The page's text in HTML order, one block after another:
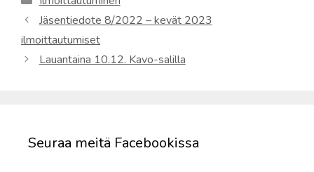
Jäsentiedote 8/2022 – kevät 2023
ilmoittautumiset
Lauantaina 10.12. Kavo-salilla
Seuraa meitä Facebookissa